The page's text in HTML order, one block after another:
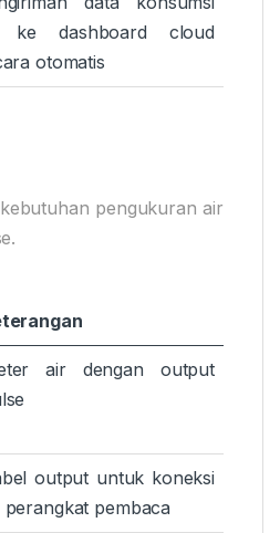
ke dashboard cloud
otomatis
pengukuran air
air dengan output
output untuk koneksi
perangkat pembaca